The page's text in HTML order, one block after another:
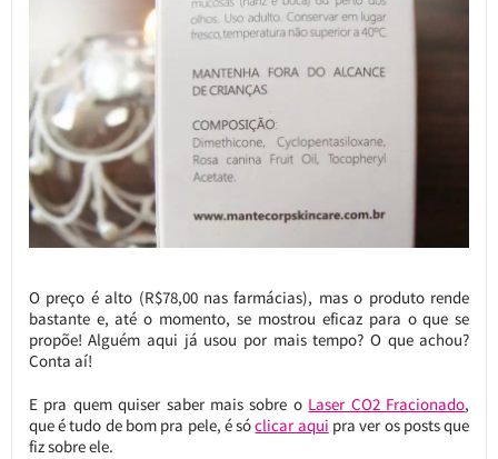
O preço é alto (R$78,00 nas farmácias), mas o produto rende
bastante e, até o momento, se mostrou eficaz para o que se
propõe! Alguém aqui já usou por mais tempo? O que achou?
Conta aí!
E pra quem quiser saber mais sobre o Laser CO2 Fracionado,
que é tudo de bom pra pele, é sóclicar aqui pra ver os posts que
fiz sobre ele.